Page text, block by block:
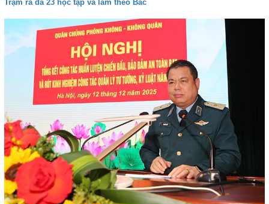
Trạm ra đa 23 học tập và làm theo Bác